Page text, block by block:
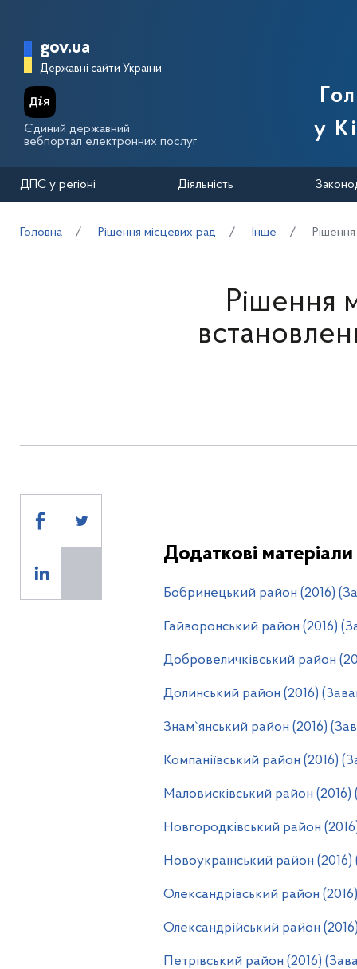
Головна сторінка Державної
gov.ua
Державні сайти України
Єдиний державний
вебпортал електронних послуг
у
ДПС у регіоні Діяльність
Головна Рішення місцевих рад Інше
Рішення
Додаткові матеріали
Бобринецький район (2016)
Гайворонський район (2016)
Добровеличківський район
Долинський район (2016)
Знам`янський район (2016)
Компаніївський район (2016)
Маловисківський район (2016)
Новгородківський район
Новоукраїнський район
Олександрівський район
Олександрійський район
Петрівський район (2016)